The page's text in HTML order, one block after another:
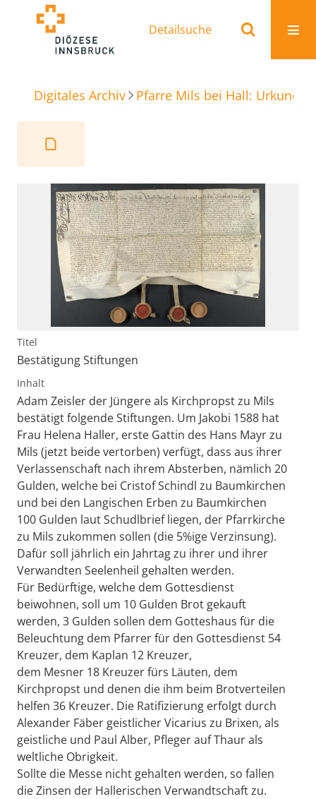
Detailsuche
Digitales Archiv Pfarre Mils bei Hall: Urkunden
Titel
Bestätigung Stiftungen
Inhalt
Adam Zeisler der Jüngere als Kirchpropst zu Mils
bestätigt folgende Stiftungen. Um Jakobi 1588 hat
Frau Helena Haller, erste Gattin des Hans Mayr zu
Mils (jetzt beide vertorben) verfügt, dass aus ihrer
Verlassenschaft nach ihrem Absterben, nämlich 20
Gulden, welche bei Cristof Schindl zu Baumkirchen
und bei den Langischen Erben zu Baumkirchen
100 Gulden laut Schudlbrief liegen, der Pfarrkirche
zu Mils zukommen sollen (die 5%ige Verzinsung).
Dafür soll jährlich ein Jahrtag zu ihrer und ihrer
Verwandten Seelenheil gehalten werden.
Für Bedürftige, welche dem Gottesdienst
beiwohnen, soll um 10 Gulden Brot gekauft
werden, 3 Gulden sollen dem Gotteshaus für die
Beleuchtung dem Pfarrer für den Gottesdienst 54
Kreuzer, dem Kaplan 12 Kreuzer,
dem Mesner 18 Kreuzer fürs Läuten, dem
Kirchpropst und denen die ihm beim Brotverteilen
helfen 36 Kreuzer. Die Ratifizierung erfolgt durch
Alexander Fäber geistlicher Vicarius zu Brixen, als
geistliche und Paul Alber, Pfleger auf Thaur als
weltliche Obrigkeit.
Sollte die Messe nicht gehalten werden, so fallen
die Zinsen der Hallerischen Verwandtschaft zu.